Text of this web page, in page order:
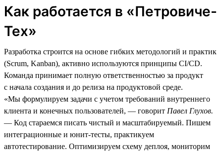
Как работается в «Петровиче-
Тех»
Разработка строится на основе гибких методологий и практик
(Scrum, Kanban), активно используются принципы CI/CD.
Команда принимает полную ответственностью за продукт
с начала создания и до релиза на продуктовой среде.
«Мы формулируем задачи с учетом требований внутреннего
клиента и конечных пользователей, — говорит Павел Глухов.
— Код стараемся писать чистый и масштабируемый. Пишем
интеграционные и юнит-тесты, практикуем
автотестирование. Оптимизируем схему деплоя, мониторим